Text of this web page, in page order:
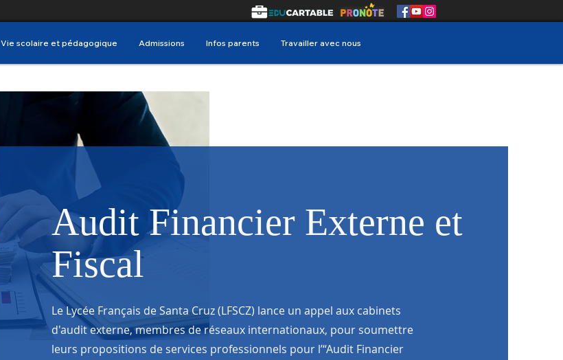
Vie scolaire et pédagogique Admissions Infos parents Travailler avec nous
Audit Financier Externe et
Fiscal
Le Lycée Français de Santa Cruz (LFSCZ) lance un appel aux cabinets
d'audit externe, membres de réseaux internationaux, pour soumettre
leurs propositions de services professionnels pour l’“Audit Financier